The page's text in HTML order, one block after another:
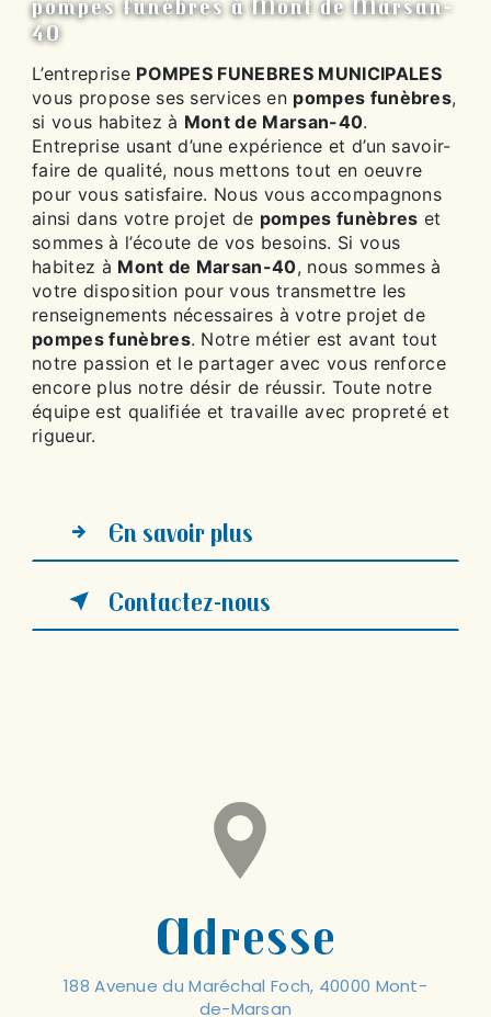
pompes funèbres à Mont de Marsan-
40
L’entreprise POMPES FUNEBRES MUNICIPALES
vous propose ses services en pompes funèbres,
si vous habitez à Mont de Marsan-40.
Entreprise usant d’une expérience et d’un savoir-
faire de qualité, nous mettons tout en oeuvre
pour vous satisfaire. Nous vous accompagnons
ainsi dans votre projet de pompes funèbres et
sommes à l’écoute de vos besoins. Si vous
habitez à Mont de Marsan-40, nous sommes à
votre disposition pour vous transmettre les
renseignements nécessaires à votre projet de
pompes funèbres. Notre métier est avant tout
notre passion et le partager avec vous renforce
encore plus notre désir de réussir. Toute notre
équipe est qualifiée et travaille avec propreté et
rigueur.
En savoir plus
Contactez-nous
Adresse
188 Avenue du Maréchal Foch, 40000 Mont-
de-Marsan